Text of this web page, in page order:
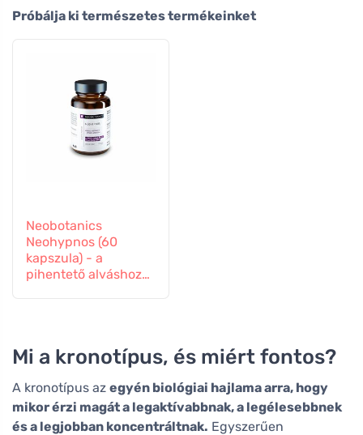
Próbálja ki természetes termékeinket
Neobotanics
Neohypnos (60
kapszula) - a
pihentető alváshoz
Mi a kronotípus, és miért fontos?
A kronotípus az egyén biológiai hajlama arra, hogy
mikor érzi magát a legaktívabbnak, a legélesebbnek
és a legjobban koncentráltnak. Egyszerűen